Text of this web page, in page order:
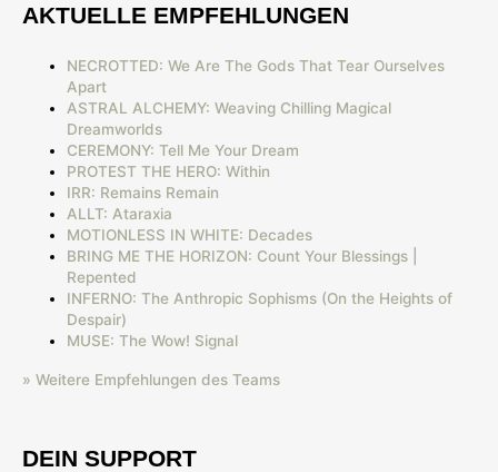
AKTUELLE EMPFEHLUNGEN
NECROTTED: We Are The Gods That Tear Ourselves
Apart
ASTRAL ALCHEMY: Weaving Chilling Magical
Dreamworlds
CEREMONY: Tell Me Your Dream
PROTEST THE HERO: Within
IRR: Remains Remain
ALLT: Ataraxia
MOTIONLESS IN WHITE: Decades
BRING ME THE HORIZON: Count Your Blessings |
Repented
INFERNO: The Anthropic Sophisms (On the Heights of
Despair)
MUSE: The Wow! Signal
» Weitere Empfehlungen des Teams
DEIN SUPPORT